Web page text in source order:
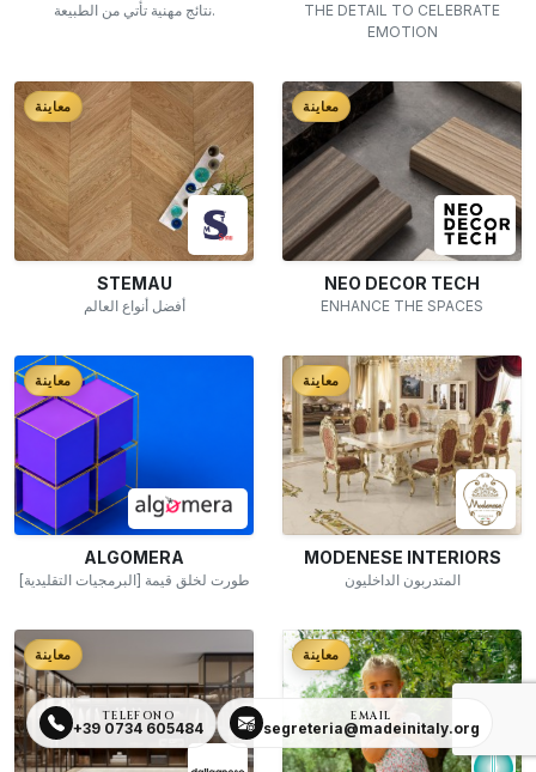
نتائج مهنية تأتي من الطبيعة.
THE DETAIL TO CELEBRATE
EMOTION
معاينة
STEMAU
أفضل أنواع العالم
معاينة
NEO DECOR TECH
ENHANCE THE SPACES
معاينة
ALGOMERA
[البرمجيات التقليدية] طورت لخلق قيمة
معاينة
MODENESE INTERIORS
المتدربون الداخليون
معاينة معاينة
TELEFONO
+39 0734 605484
EMAIL
segreteria@madeinitaly.org